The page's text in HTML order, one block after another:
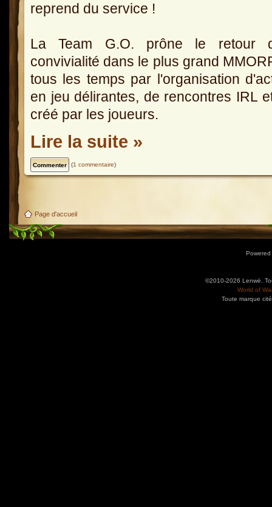
reprend du service !
La Team G.O. prône le retour
convivialité dans le plus grand
tous les temps par l'organisation
en jeu délirantes, de rencontres IRL
créé par les joueurs.
Lire la suite »
(1 commentaire)
Page d'accueil
©2010-2026 Lenwë.
World of
Toute marque